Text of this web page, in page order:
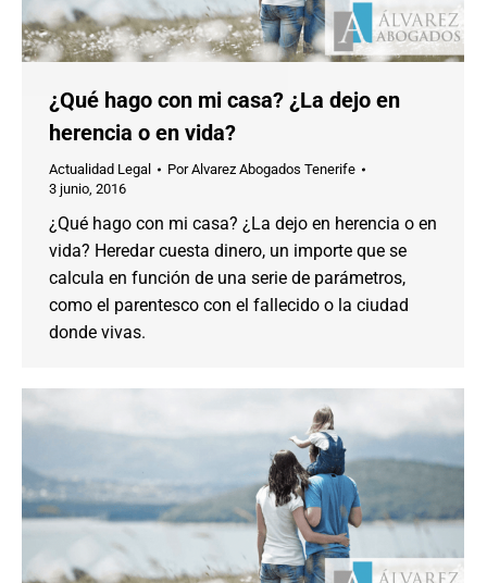
¿Qué hago con mi casa? ¿La dejo en
herencia o en vida?
Actualidad Legal PorAlvarez Abogados Tenerife
3 junio, 2016
¿Qué hago con mi casa? ¿La dejo en herencia o en
vida? Heredar cuesta dinero, un importe que se
calcula en función de una serie de parámetros,
como el parentesco con el fallecido o la ciudad
donde vivas.